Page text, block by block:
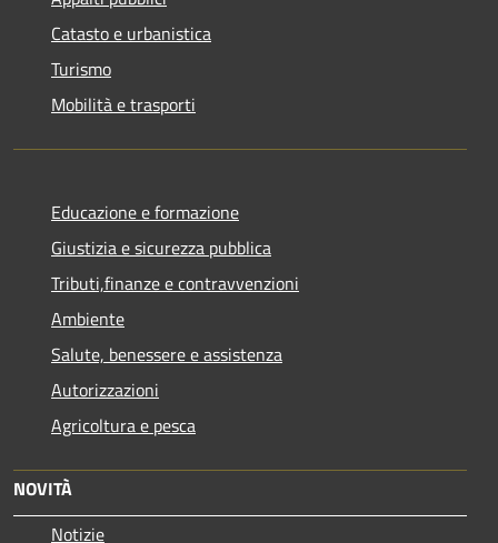
Catasto e urbanistica
Turismo
Mobilità e trasporti
Educazione e formazione
Giustizia e sicurezza pubblica
Tributi,finanze e contravvenzioni
Ambiente
Salute, benessere e assistenza
Autorizzazioni
Agricoltura e pesca
NOVITÀ
Notizie